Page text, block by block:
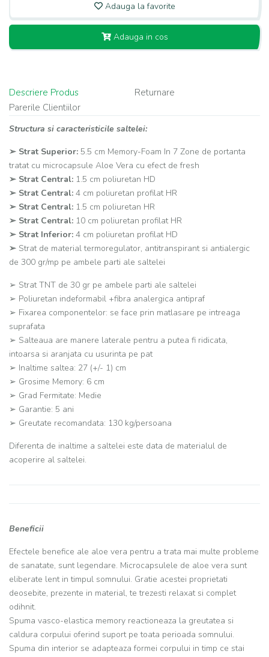
Adauga la favorite
Adauga in cos
Descriere Produs
Returnare
Parerile Clientiilor
Structura si caracteristicile saltelei:
➢ Strat Superior: 5.5 cm Memory-Foam In 7 Zone de portanta
tratat cu microcapsule Aloe Vera cu efect de fresh
➢ Strat Central: 1.5 cm poliuretan HD
➢ Strat Central: 4 cm poliuretan profilat HR
➢ Strat Central: 1.5 cm poliuretan HR
➢ Strat Central: 10 cm poliuretan profilat HR
➢ Strat Inferior: 4 cm poliuretan profilat HD
➢ Strat de material termoregulator, antitranspirant si antialergic
de 300 gr/mp pe ambele parti ale saltelei
➢ Strat TNT de 30 gr pe ambele parti ale saltelei
➢ Poliuretan indeformabil +fibra analergica antipraf
➢ Fixarea componentelor: se face prin matlasare pe intreaga
suprafata
➢ Salteaua are manere laterale pentru a putea fi ridicata,
intoarsa si aranjata cu usurinta pe pat
➢ Inaltime saltea: 27 (+/- 1) cm
➢ Grosime Memory: 6 cm
➢ Grad Fermitate: Medie
➢ Garantie: 5 ani
➢ Greutate recomandata: 130 kg/persoana
Diferenta de inaltime a saltelei este data de materialul de
acoperire al saltelei.
Beneficii
Efectele benefice ale aloe vera pentru a trata mai multe probleme
de sanatate, sunt legendare. Microcapsulele de aloe vera sunt
eliberate lent in timpul somnului. Gratie acestei proprietati
deosebite, prezente in material, te trezesti relaxat si complet
odihnit.
Spuma vasco-elastica memory reactioneaza la greutatea si
caldura corpului oferind suport pe toata perioada somnului.
Spuma din interior se adapteaza formei corpului in timp ce stai